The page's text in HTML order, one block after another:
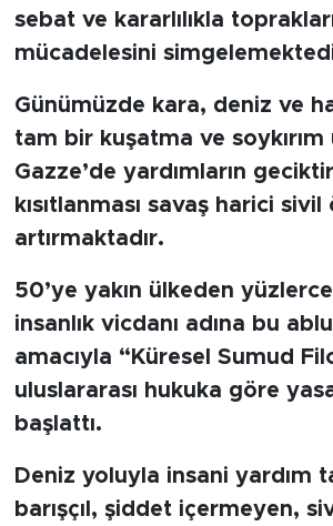
sebat ve kararlılıkla
mücadelesini
Günümüzde kara, deniz ve
tam bir kuşatma ve soykırım
Gazze’de yardımların
kısıtlanması savaş harici
artırmaktadır.
50’ye yakın ülkeden
insanlık vicdanı adına bu
amacıyla “Küresel Sumud
uluslararası hukuka göre
başlattı.
Deniz yoluyla insani yardım
barışçıl, şiddet içermeyen,
SAĞLIK
FOTO GALERİ
VİDEOLAR
ALINTI YAZARLAR
SOSYAL MEDYA